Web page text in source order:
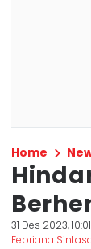
Home
31 Des 2023,
Febriana